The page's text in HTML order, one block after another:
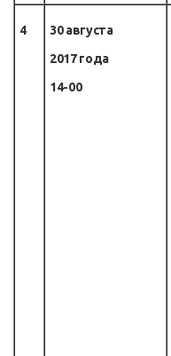
4
30 августа
2017 года
14-00